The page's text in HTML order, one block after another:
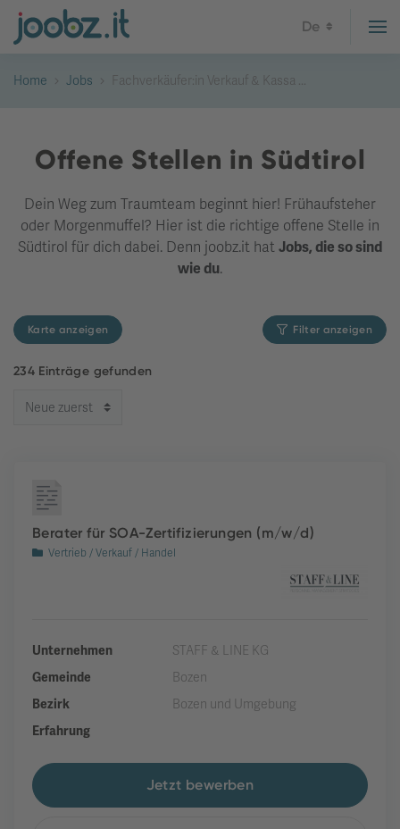
De
Home Jobs Fachverkäufer:in Verkauf & Kassa ...
Offene Stellen in Südtirol
Dein Weg zum Traumteam beginnt hier! Frühaufsteher
oder Morgenmuffel? Hier ist die richtige offene Stelle in
Südtirol für dich dabei. Denn joobz.it hat Jobs, die so sind
wie du.
Karte anzeigen Filter anzeigen
234 Einträge gefunden
Berater für SOA-Zertifizierungen (m/w/d)
Vertrieb / Verkauf / Handel
Unternehmen
STAFF & LINE KG
Gemeinde
Bozen
Bezirk
Bozen und Umgebung
Erfahrung
Jetzt bewerben